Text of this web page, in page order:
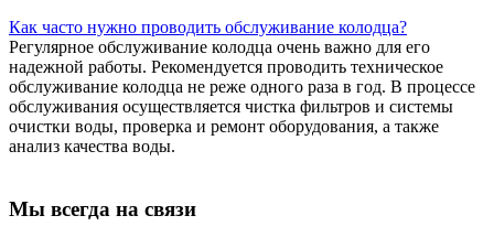
Как часто нужно проводить обслуживание колодца?
Регулярное обслуживание колодца очень важно для его
надежной работы. Рекомендуется проводить техническое
обслуживание колодца не реже одного раза в год. В процессе
обслуживания осуществляется чистка фильтров и системы
очистки воды, проверка и ремонт оборудования, а также
анализ качества воды.
Мы всегда на связи